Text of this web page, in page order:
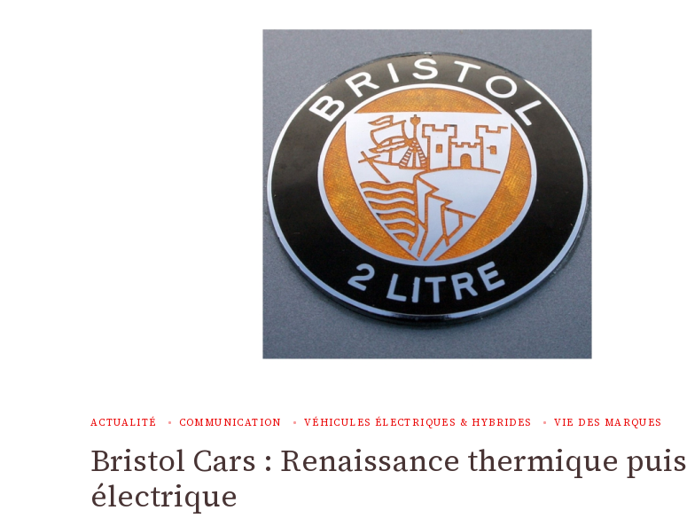
ACTUALITÉ COMMUNICATION VÉHICULES ÉLECTRIQUES & HYBRIDES VIE DES MARQUES
Bristol Cars : Renaissance thermique puis
électrique